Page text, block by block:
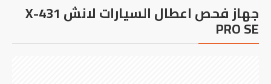
جهاز فحص اعطال السيارات لانش X-431
PRO SE